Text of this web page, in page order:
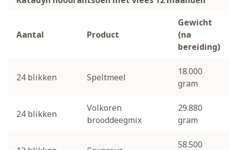
Aantal Product
Gewicht
(na
bereiding)
24 blikken Speltmeel
18.000
gram
24 blikken
Volkoren
brooddeegmix
29.880
gram
58.500